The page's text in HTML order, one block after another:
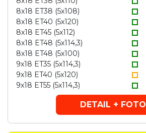
8x18 ET38 (5x108)
8x18 ET40 (5x120)
8x18 ET45 (5x112)
8x18 ET48 (5x114,3)
8x18 ET48 (5x100)
9x18 ET35 (5x114,3)
9x18 ET40 (5x120)
9x18 ET55 (5x114,3)
DETAIL + FOTO